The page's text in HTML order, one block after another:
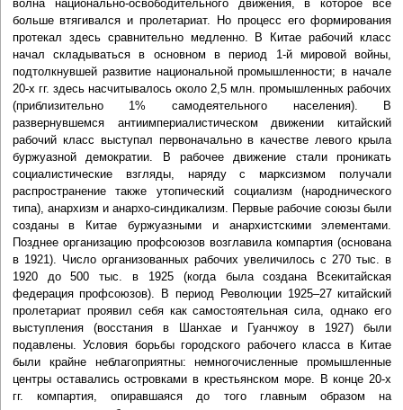
волна национально-освободительного движения, в которое всё
больше втягивался и пролетариат. Но процесс его формирования
протекал здесь сравнительно медленно. В Китае рабочий класс
начал складываться в основном в период 1-й мировой войны,
подтолкнувшей развитие национальной промышленности; в начале
20-х гг. здесь насчитывалось около 2,5 млн. промышленных рабочих
(приблизительно 1% самодеятельного населения). В
развернувшемся антиимпериалистическом движении китайский
рабочий класс выступал первоначально в качестве левого крыла
буржуазной демократии. В рабочее движение стали проникать
социалистические взгляды, наряду с марксизмом получали
распространение также утопический социализм (народнического
типа), анархизм и анархо-синдикализм. Первые рабочие союзы были
созданы в Китае буржуазными и анархистскими элементами.
Позднее организацию профсоюзов возглавила компартия (основана
в 1921). Число организованных рабочих увеличилось с 270 тыс. в
1920 до 500 тыс. в 1925 (когда была создана Всекитайская
федерация профсоюзов). В период Революции 1925–27 китайский
пролетариат проявил себя как самостоятельная сила, однако его
выступления (восстания в Шанхае и Гуанчжоу в 1927) были
подавлены. Условия борьбы городского рабочего класса в Китае
были крайне неблагоприятны: немногочисленные промышленные
центры оставались островками в крестьянском море. В конце 20-х
гг. компартия, опиравшаяся до того главным образом на